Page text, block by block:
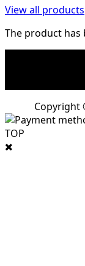
View all products
The product
Copyright
TOP